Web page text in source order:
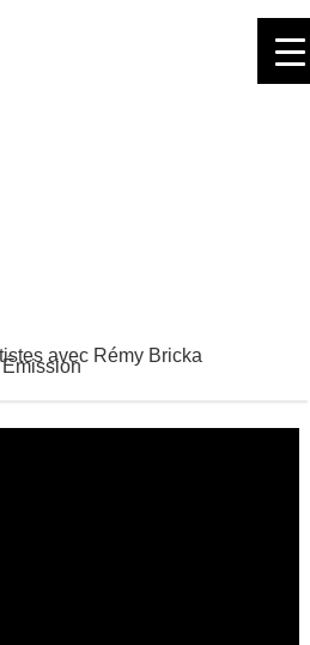
avec Rémy Bricka
Émission